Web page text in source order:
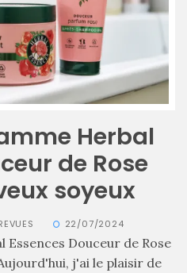
Herbal
de Rose
soyeux
22/07/2024
Essences Douceur de Rose
j'ai le plaisir de